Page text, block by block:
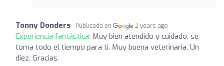
Tonny Donders Publicada en 2 years ago
Experiencia fantástica: Muy bien atendido y cuidado, se
toma todo el tiempo para ti. Muy buena veterinaria. Un
diez. Gracias.